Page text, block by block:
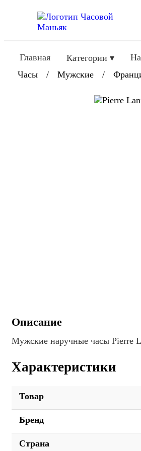
Главная Категории ▾
Часы
/ Мужские /
Описание
Мужские наручные часы Pierre
Характеристики
Товар
Бренд
Страна